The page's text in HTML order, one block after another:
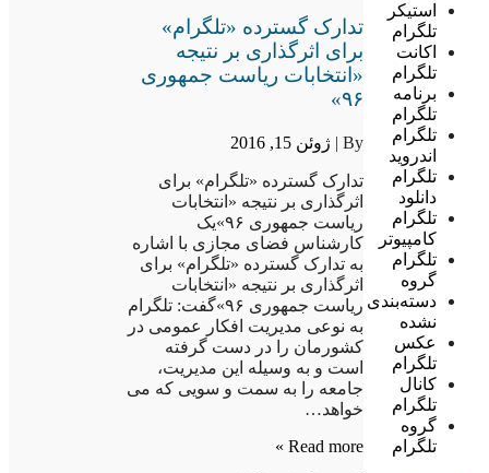
استیکر
تلگرام
اکانت
تلگرام
برنامه
تلگرام
تلگرام
اندروید
تلگرام
دانلود
تلگرام
کامپیوتر
تلگرام
گروه
دسته‌بندی
نشده
عکس
تلگرام
کانال
تلگرام
گروه
تلگرام
تدارک گسترده «تلگرام»
برای اثرگذاری بر نتیجه
«انتخابات ریاست جمهوری
۹۶»
By | ژوئن 15, 2016
تدارک گسترده «تلگرام» برای
اثرگذاری بر نتیجه «انتخابات
ریاست جمهوری ۹۶»یک
کارشناس فضای مجازی با اشاره
به تدارک گسترده «تلگرام» برای
اثرگذاری بر نتیجه «انتخابات
ریاست جمهوری ۹۶»گفت: تلگرام
به نوعی مدیریت افکار عمومی در
کشورمان را در دست گرفته
است و به وسیله این مدیریت،
جامعه را به سمت و سویی که می
خواهد…
Read more »